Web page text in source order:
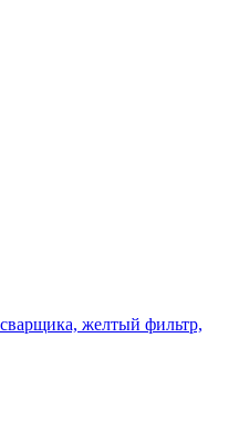
желтый фильтр,